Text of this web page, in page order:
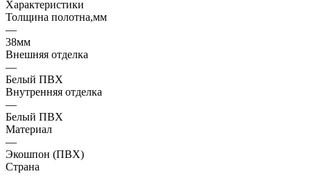
Характеристики
Толщина полотна,мм
—
38мм
Внешняя отделка
—
Белый ПВХ
Внутренняя отделка
—
Белый ПВХ
Материал
—
Экошпон (ПВХ)
Страна